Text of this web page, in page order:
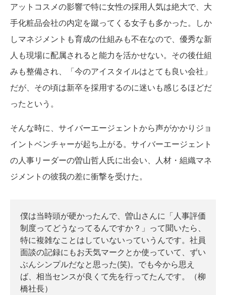
アットコスメの影響で特に女性の採用人気は絶大で、大
手化粧品会社の内定を蹴ってくる女子も多かった。しか
しマネジメントも育成の仕組みも不在なので、優秀な新
人も現場に配属されると能力を活かせない。その後仕組
みも整備され、「今のアイスタイルはとても良い会社」
だが、その頃は新卒を採用するのに迷いも感じるほどだ
ったという。
そんな時に、サイバーエージェントから声がかかりジョ
イントベンチャーが起ち上がる。サイバーエージェント
の人事リーダーの曽山哲人氏に出会い、人材・組織マネ
ジメントの彼我の差に衝撃を受けた。
僕は当時頭が硬かったんで、曽山さんに「人事評価
制度ってどうなってるんですか？」って聞いたら、
特に複雑なことはしていないっていうんです。社員
面談の記録にもお天気マークとか使っていて、ずい
ぶんシンプルだなと思った(笑)。でも今から思え
ば、相当センスが良くて先を行ってたんです。（柳
橋社長）